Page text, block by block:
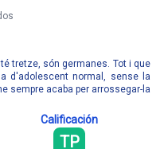
tretze, són germanes. Tot i que
d'adolescent normal, sense la
sempre acaba per arrossegar-la
Calificación
TP